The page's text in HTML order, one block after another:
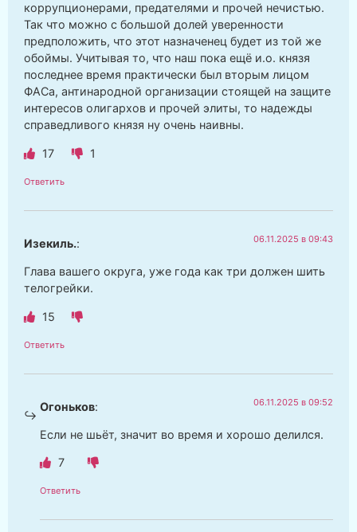
коррупционерами, предателями и прочей нечистью.
Так что можно с большой долей уверенности
предположить, что этот назначенец будет из той же
обоймы. Учитывая то, что наш пока ещё и.о. князя
последнее время практически был вторым лицом
ФАСа, антинародной организации стоящей на защите
интересов олигархов и прочей элиты, то надежды
справедливого князя ну очень наивны.
17 1
Ответить
Изекиль.: 06.11.2025 в 09:43
Глава вашего округа, уже года как три должен шить
телогрейки.
15
Ответить
Огоньков: 06.11.2025 в 09:52
Если не шьёт, значит во время и хорошо делился.
7
Ответить